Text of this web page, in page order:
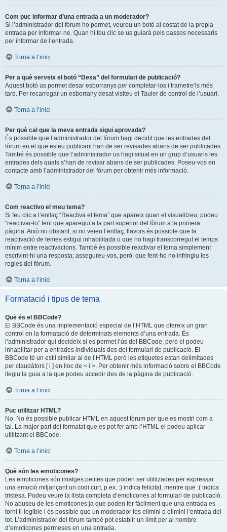
Com puc informar d’una entrada a un moderador?
Si l’administrador del fòrum ho permet, veureu un botó al costat de la propia
entrada per informar-ne. Quan hi feu clic se us guiarà pels passos necessaris
per informar de l’entrada.
Torna a l’inici
Per a què serveix el botó “Desa” del formulari de publicació?
Aquest botó us permet desar esborranys per completar-los i trametre’ls més
tard. Per recarregar un esborrany desat visiteu el Tauler de control de l’usuari.
Torna a l’inici
Per què cal que la meva entrada sigui aprovada?
És possible que l’administrador del fòrum hagi decidit que les entrades del
fòrum en el que esteu publicant han de ser revisades abans de ser publicades.
També és possible que l’administrador us hagi situat en un grup d’usuaris les
entrades dels quals s’han de revisar abans de ser publicades. Poseu-vos en
contacte amb l’administrador del fòrum per obtenir més informació.
Torna a l’inici
Com reactivo el meu tema?
Si feu clic a l’enllaç “Reactiva el tema” que apareix quan el visualitzeu, podeu
“reactivar-lo” fent que aparegui a la part superior del fòrum a la primera
pàgina. Això no obstant, si no veieu l’enllaç, llavors és possible que la
reactivació de temes estigui inhabilitada o que no hagi transcorregut el temps
mínim entre reactivacions. També és possible reactivar el tema simplement
escrivint-hi una resposta; assegureu-vos, però, que fent-ho no infringiu les
regles del fòrum.
Torna a l’inici
Formatació i tipus de tema
Què és el BBCode?
El BBCode és una implementació especial de l’HTML que ofereix un gran
control en la formatació de determinats elements d’una entrada. És
l’administrador qui decideix si es permet l’ús del BBCode, però el podeu
inhabilitar per a entrades individuals des del formulari de publicació. El
BBCode té un estil similar al de l’HTML però les etiquetes estan delimitades
per claudàtors [ i ] en lloc de < i >. Per obtenir més informació sobre el BBCode
llegiu la guia a la que podeu accedir des de la pàgina de publicació.
Torna a l’inici
Puc utilitzar HTML?
No. No és possible publicar HTML en aquest fòrum per que es mostri com a
tal. La major part del formatat que es pot fer amb l’HTML el podeu aplicar
utilitzant el BBCode.
Torna a l’inici
Què són les emoticones?
Les emoticones són imatges petites que poden ser utilitzades per expressar
una emoció mitjançant un codi curt, p.ex. :) indica felicitat, mentre que :( indica
tristesa. Podeu veure la llista completa d’emoticones al formulari de publicació.
No abuseu de les emoticones ja que poden fer fàcilment que una entrada es
torni il·legible i és possible que un moderador les elimini o elimini l’entrada del
tot. L’administrador del fòrum també pot establir un límit per al nombre
d’emoticones permeses en una entrada.